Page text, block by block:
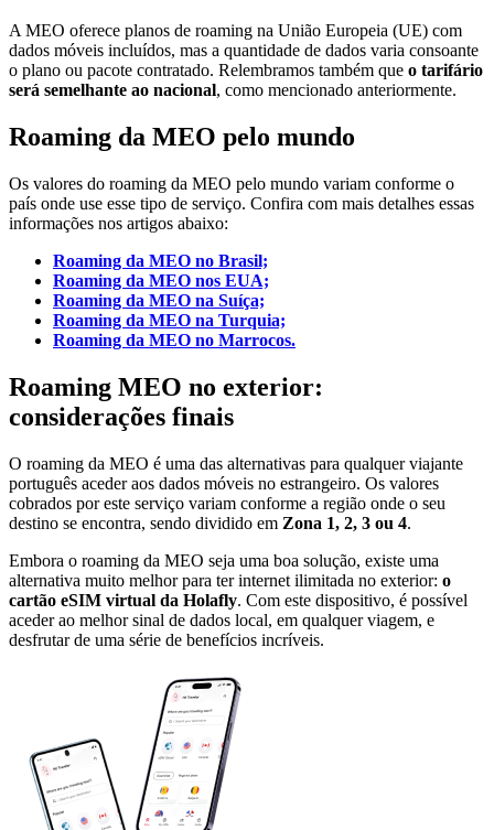
A MEO oferece planos de roaming na União Europeia (UE) com
dados móveis incluídos, mas a quantidade de dados varia consoante
o plano ou pacote contratado. Relembramos também que o tarifário
será semelhante ao nacional, como mencionado anteriormente.
Roaming da MEO pelo mundo
Os valores do roaming da MEO pelo mundo variam conforme o
país onde use esse tipo de serviço. Confira com mais detalhes essas
informações nos artigos abaixo:
Roaming da MEO no Brasil;
Roaming da MEO nos EUA;
Roaming da MEO na Suíça;
Roaming da MEO na Turquia;
Roaming da MEO no Marrocos.
Roaming MEO no exterior:
considerações finais
O roaming da MEO é uma das alternativas para qualquer viajante
português aceder aos dados móveis no estrangeiro. Os valores
cobrados por este serviço variam conforme a região onde o seu
destino se encontra, sendo dividido em Zona 1, 2, 3 ou 4.
Embora o roaming da MEO seja uma boa solução, existe uma
alternativa muito melhor para ter internet ilimitada no exterior: o
cartão eSIM virtual da Holafly. Com este dispositivo, é possível
aceder ao melhor sinal de dados local, em qualquer viagem, e
desfrutar de uma série de benefícios incríveis.